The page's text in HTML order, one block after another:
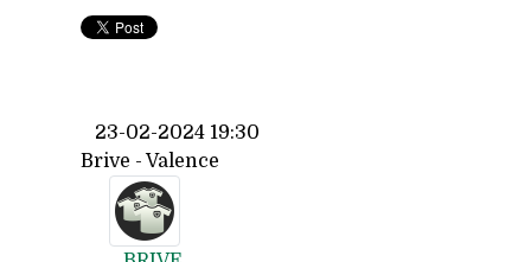
23-02-2024 19:30
Brive - Valence